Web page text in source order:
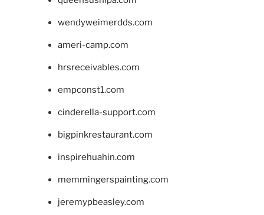
wendyweimerdds.com
ameri-camp.com
hrsreceivables.com
empconst1.com
cinderella-support.com
bigpinkrestaurant.com
inspirehuahin.com
memmingerspainting.com
jeremypbeasley.com